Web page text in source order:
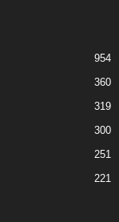
954
360
319
300
251
221